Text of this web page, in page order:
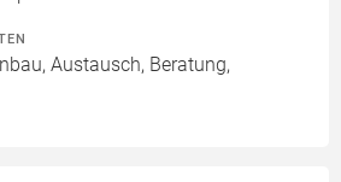
Austausch, Beratung,